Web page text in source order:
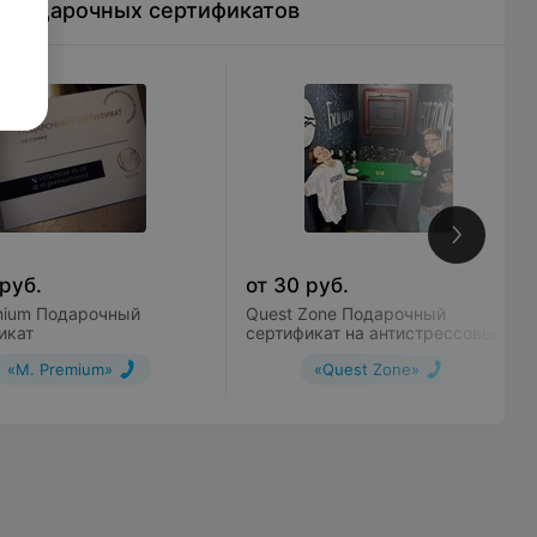
сертификатов
руб.
Подарочный
«М. Premium»
от 30 руб.
Quest Zone Подарочный
сертификат на антистрессовый
«Quest Zone»